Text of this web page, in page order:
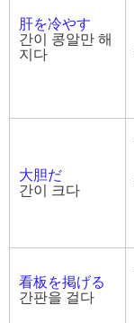
肝を冷やす
간이 콩알만 해
지다
大胆だ
간이 크다
看板を掲げる
간판을 걸다